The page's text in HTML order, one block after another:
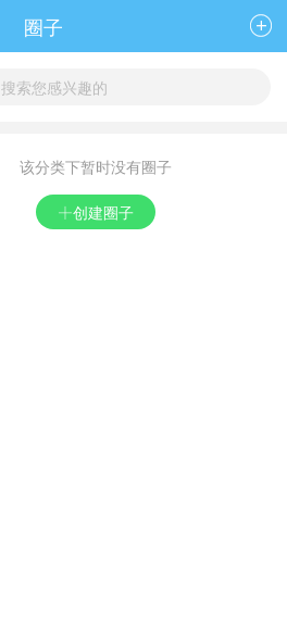

圈子
搜索您感兴趣的
该分类下暂时没有圈子
 创建圈子